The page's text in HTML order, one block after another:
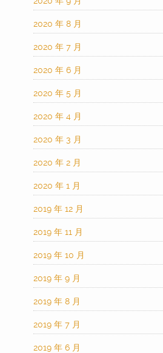
2020 年 8 月
2020 年 7 月
2020 年 6 月
2020 年 5 月
2020 年 4 月
2020 年 3 月
2020 年 2 月
2020 年 1 月
2019 年 12 月
2019 年 11 月
2019 年 10 月
2019 年 9 月
2019 年 8 月
2019 年 7 月
2019 年 6 月